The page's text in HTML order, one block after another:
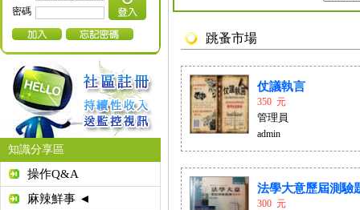
密碼
知識分享區
操作Q&A
麻辣鮮事 ◄
跳蚤市場
仗議執言
350 元
管理員
admin
法學大意歷屆測驗
300 元